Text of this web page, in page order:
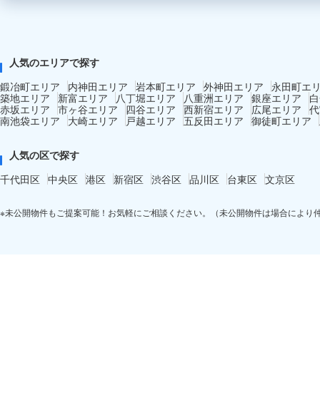
人気のエリアで探す
鍛冶町エリア
内神田エリア 岩本町エリア 外神田エリア
永田町エ
築地エリア
新富エリア 八丁堀エリア 八重洲エリア 銀座エリア
赤坂エリア 市ヶ谷エリア 四谷エリア 西新宿エリア 広尾エリア
南池袋エリア
大崎エリア 戸越エリア 五反田エリア 御徒町エリア
人気の区で探す
千代田区 中央区 港区 新宿区 渋谷区 品川区 台東区 文京区
※未公開物件もご提案可能！お気軽にご相談ください。（未公開物件は場合により